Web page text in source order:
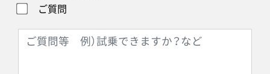
ご質問